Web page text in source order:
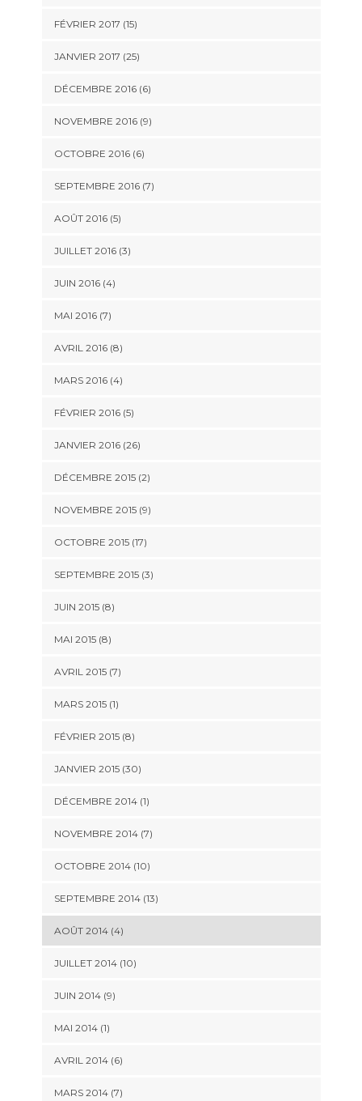
FÉVRIER 2017 (15)
JANVIER 2017 (25)
DÉCEMBRE 2016 (6)
NOVEMBRE 2016 (9)
OCTOBRE 2016 (6)
SEPTEMBRE 2016 (7)
AOÛT 2016 (5)
JUILLET 2016 (3)
JUIN 2016 (4)
MAI 2016 (7)
AVRIL 2016 (8)
MARS 2016 (4)
FÉVRIER 2016 (5)
JANVIER 2016 (26)
DÉCEMBRE 2015 (2)
NOVEMBRE 2015 (9)
OCTOBRE 2015 (17)
SEPTEMBRE 2015 (3)
JUIN 2015 (8)
MAI 2015 (8)
AVRIL 2015 (7)
MARS 2015 (1)
FÉVRIER 2015 (8)
JANVIER 2015 (30)
DÉCEMBRE 2014 (1)
NOVEMBRE 2014 (7)
OCTOBRE 2014 (10)
SEPTEMBRE 2014 (13)
AOÛT 2014 (4)
JUILLET 2014 (10)
JUIN 2014 (9)
MAI 2014 (1)
AVRIL 2014 (6)
MARS 2014 (7)